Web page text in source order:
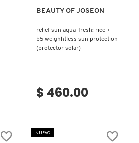
BEAUTY OF JOSEON
relief sun aqua-fresh: rice +
b5 weighhtless sun protection
(protector solar)
$ 460.00
NUEVO